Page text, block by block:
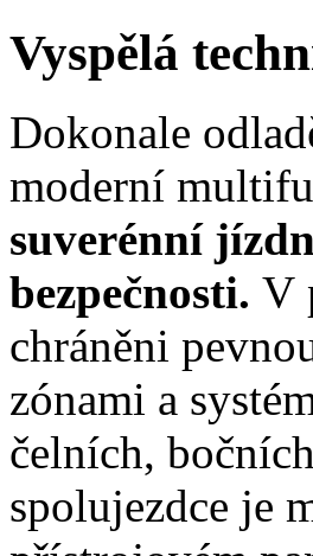
Vyspělá
Dokonale
moderní
suverénní
bezpečnosti. V
chráněni
zónami a
čelních,
spolujezdce je